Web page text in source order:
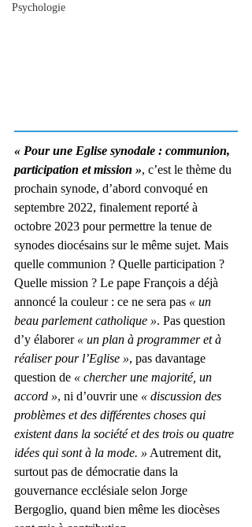
Psychologie
« Pour une Eglise synodale : communion,
participation et mission », c’est le thème du
prochain synode, d’abord convoqué en
septembre 2022, finalement reporté à
octobre 2023 pour permettre la tenue de
synodes diocésains sur le même sujet. Mais
quelle communion ? Quelle participation ?
Quelle mission ? Le pape François a déjà
annoncé la couleur : ce ne sera pas « un
beau parlement catholique ». Pas question
d’y élaborer « un plan à programmer et à
réaliser pour l’Eglise », pas davantage
question de « chercher une majorité, un
accord », ni d’ouvrir une « discussion des
problèmes et des différentes choses qui
existent dans la société et des trois ou quatre
idées qui sont à la mode. » Autrement dit,
surtout pas de démocratie dans la
gouvernance ecclésiale selon Jorge
Bergoglio, quand bien même les diocèses